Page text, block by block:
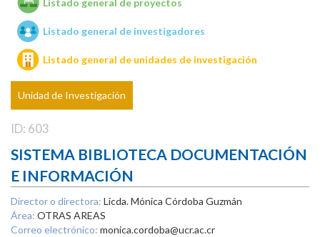
Unidades de investigación
Listado general de proyectos
Listado general de investigadores
Listado general de unidades de investigación
Unidad de Investigación
ID: 603
SISTEMA BIBLIOTECA DOCUMENTACIÓN
E INFORMACIÓN
Director o directora: Licda. Mónica Córdoba Guzmán
Área: OTRAS AREAS
Correo electrónico: monica.cordoba@ucr.ac.cr